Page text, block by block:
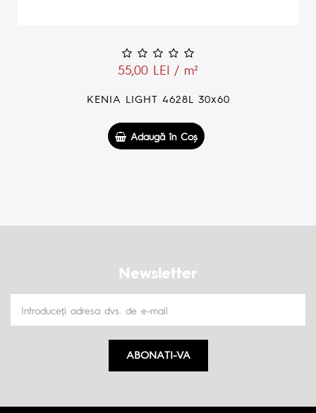
55,00 LEI / m²
KENIA LIGHT LUSTER 4628HL 30x60
Adaugă în Coş
Newsletter
ABONATI-VA